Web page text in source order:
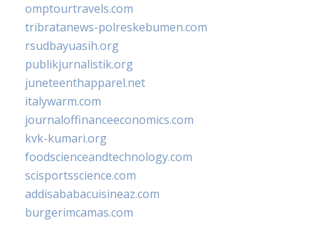
omptourtravels.com
tribratanews-polreskebumen.com
rsudbayuasih.org
publikjurnalistik.org
juneteenthapparel.net
italywarm.com
journaloffinanceeconomics.com
kvk-kumari.org
foodscienceandtechnology.com
scisportsscience.com
addisababacuisineaz.com
burgerimcamas.com